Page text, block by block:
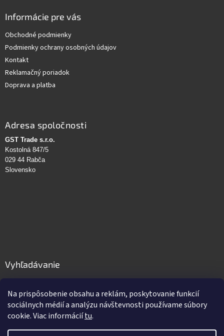
Na prispôsobenie obsahu a reklám, poskytovanie funkcií
sociálnych médií a analýzu návštevnosti používame súbory
cookie. Viac informáciítu.
Informácie pre vás
Obchodné podmienky
Podmienky ochrany osobných údajov
Kontakt
Reklamačný poriadok
Doprava a platba
Adresa spoločnosti
GST Trade s.r.o.
Kostolná 847/5
029 44 Rabča
Slovensko
Vyhľadávanie
HĽADAŤ